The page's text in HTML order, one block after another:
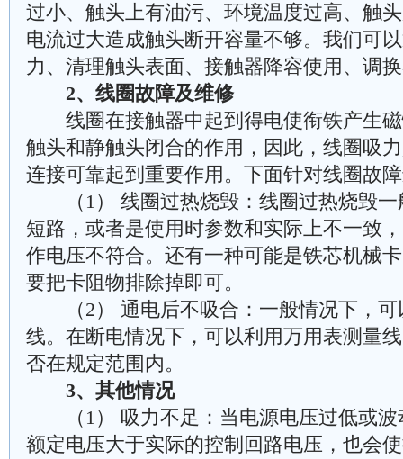
过小、触头上有油污、环境温度过高、触
电流过大造成触头断开容量不够。我们可
力、清理触头表面、接触器降容使用、调
2、线圈故障及维修
线圈在接触器中起到得电使衔铁产生磁
触头和静触头闭合的作用，因此，线圈吸
连接可靠起到重要作用。下面针对线圈故
（1） 线圈过热烧毁：线圈过热烧毁一
短路，或者是使用时参数和实际上不一致
作电压不符合。还有一种可能是铁芯机械
要把卡阻物排除掉即可。
（2） 通电后不吸合：一般情况下，可
线。在断电情况下，可以利用万用表测量
否在规定范围内。
3、其他情况
（1） 吸力不足：当电源电压过低或波
额定电压大于实际的控制回路电压，也会